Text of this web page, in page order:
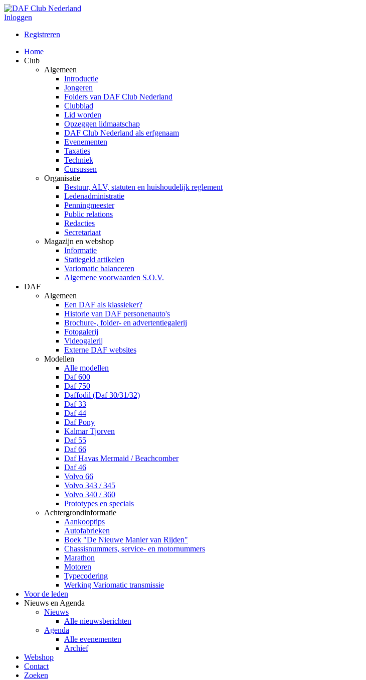
Inloggen
Registreren
Home
Club
Algemeen
Introductie
Jongeren
Folders van DAF Club Nederland
Clubblad
Lid worden
Opzeggen lidmaatschap
DAF Club Nederland als erfgenaam
Evenementen
Taxaties
Techniek
Cursussen
Organisatie
Bestuur, ALV, statuten en huishoudelijk reglement
Ledenadministratie
Penningmeester
Public relations
Redacties
Secretariaat
Magazijn en webshop
Informatie
Statiegeld artikelen
Variomatic balanceren
Algemene voorwaarden S.O.V.
DAF
Algemeen
Een DAF als klassieker?
Historie van DAF personenauto's
Brochure-, folder- en advertentiegalerij
Fotogalerij
Videogalerij
Externe DAF websites
Modellen
Alle modellen
Daf 600
Daf 750
Daffodil (Daf 30/31/32)
Daf 33
Daf 44
Daf Pony
Kalmar Tjorven
Daf 55
Daf 66
Daf Havas Mermaid / Beachcomber
Daf 46
Volvo 66
Volvo 343 / 345
Volvo 340 / 360
Prototypes en specials
Achtergrondinformatie
Aankooptips
Autofabrieken
Boek "De Nieuwe Manier van Rijden"
Chassisnummers, service- en motornummers
Marathon
Motoren
Typecodering
Werking Variomatic transmissie
Voor de leden
Nieuws en Agenda
Nieuws
Alle nieuwsberichten
Agenda
Alle evenementen
Archief
Webshop
Contact
Zoeken